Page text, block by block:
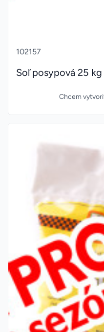
102157
Soľ posypová 25 kg
Chcem